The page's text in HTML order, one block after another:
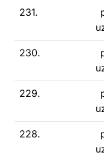
231.
230.
229.
228.